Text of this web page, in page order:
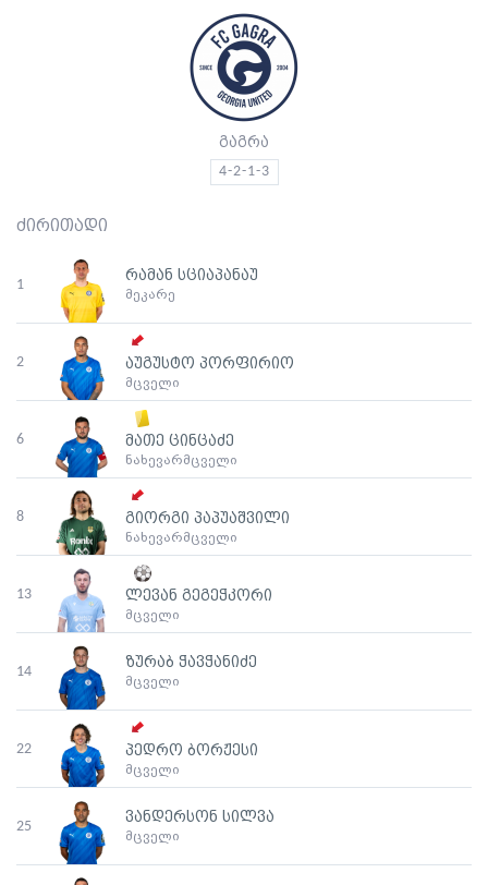
გაგრა
4-2-1-3
ძირითადი
1
რამან სციაპანაუ
მეკარე
2 აუგუსტო პორფირიო
მცველი
6 მათე ცინცაძე
ნახევარმცველი
8 გიორგი პაპუაშვილი
ნახევარმცველი
13 ლევან გეგეჭკორი
მცველი
14
ზურაბ ჭავჭანიძე
მცველი
22 პედრო ბორჟესი
მცველი
25
ვანდერსონ სილვა
მცველი